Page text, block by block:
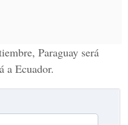
Paraguay será
a Ecuador.